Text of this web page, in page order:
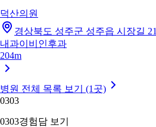
덕산의원
경상북도 성주군 성주읍 시장길 21
내과이비인후과
204m
병원 전체 목록 보기 (1곳)
0303
0303경험담 보기